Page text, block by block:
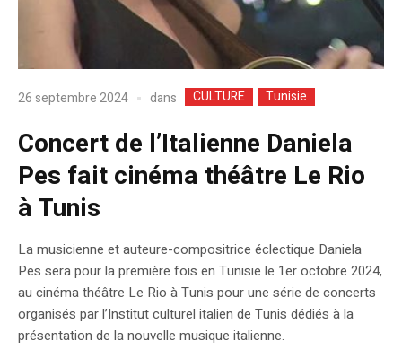
26 septembre 2024 dans CULTURE Tunisie
Concert de l’Italienne Daniela
Pes fait cinéma théâtre Le Rio
à Tunis
La musicienne et auteure-compositrice éclectique Daniela
Pes sera pour la première fois en Tunisie le 1er octobre 2024,
au cinéma théâtre Le Rio à Tunis pour une série de concerts
organisés par l’Institut culturel italien de Tunis dédiés à la
présentation de la nouvelle musique italienne.